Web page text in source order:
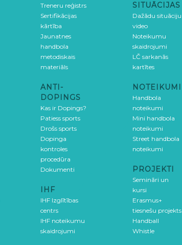
Treneru reģistrs
Sertifikācijas
kārtība
Jaunatnes
handbola
metodiskais
materiāls
ANTI-
DOPINGS
Kas ir Dopings?
Patiess sports
Drošs sports
Dopinga
kontroles
procedūra
Dokumenti
IHF
IHF Izglītības
centrs
IHF noteikumu
skaidrojumi
SITUĀCIJAS
Dažādu situāciju
video
Noteikumu
skaidrojumi
LČ sarkanās
kartītes
NOTEIKUMI
Handbola
noteikumi
Mini handbola
noteikumi
Street handbola
noteikumi
PROJEKTI
Semināri un
kursi
Erasmus+
tiesnešu projekts
Handball
Whistle